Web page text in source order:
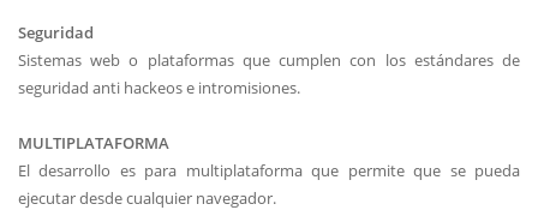
Seguridad
Sistemas web o plataformas que cumplen con los estándares de
seguridad anti hackeos e intromisiones.
MULTIPLATAFORMA
El desarrollo es para multiplataforma que permite que se pueda
ejecutar desde cualquier navegador.